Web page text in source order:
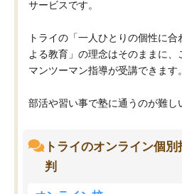
サービスです。
トライの「一人ひとりの個性に
よる教育」の理念はそのままに、
マンツーマン指導が受講できます。
部活や習い事で塾に通うのが難し
トライのオンライン個
判